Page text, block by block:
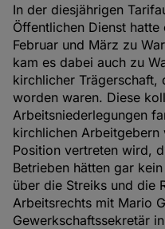
In der diesjährigen
Öffentlichen Dienst
Februar und März zu
kam es dabei auch zu
kirchlicher
worden waren. Diese
Arbeitsniederlegungen
kirchlichen Arbeitgebern
Position vertreten wird,
Betrieben hätten gar
über die Streiks und die
Arbeitsrechts mit Mario
Gewerkschaftssekretär